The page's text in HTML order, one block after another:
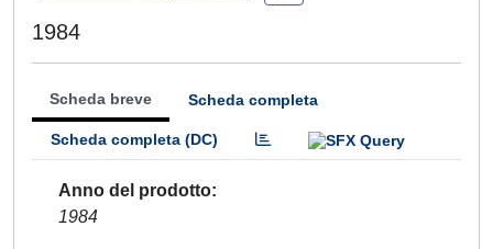
1984
Scheda breve Scheda completa
Scheda completa (DC)
Anno del prodotto
1984